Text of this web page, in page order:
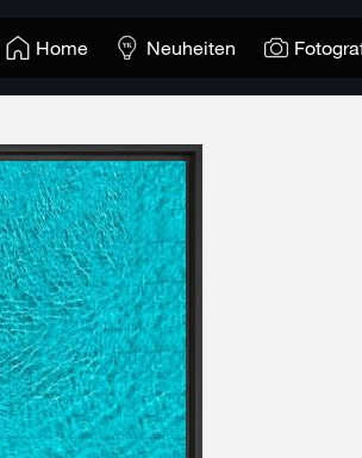
Home Neuheiten